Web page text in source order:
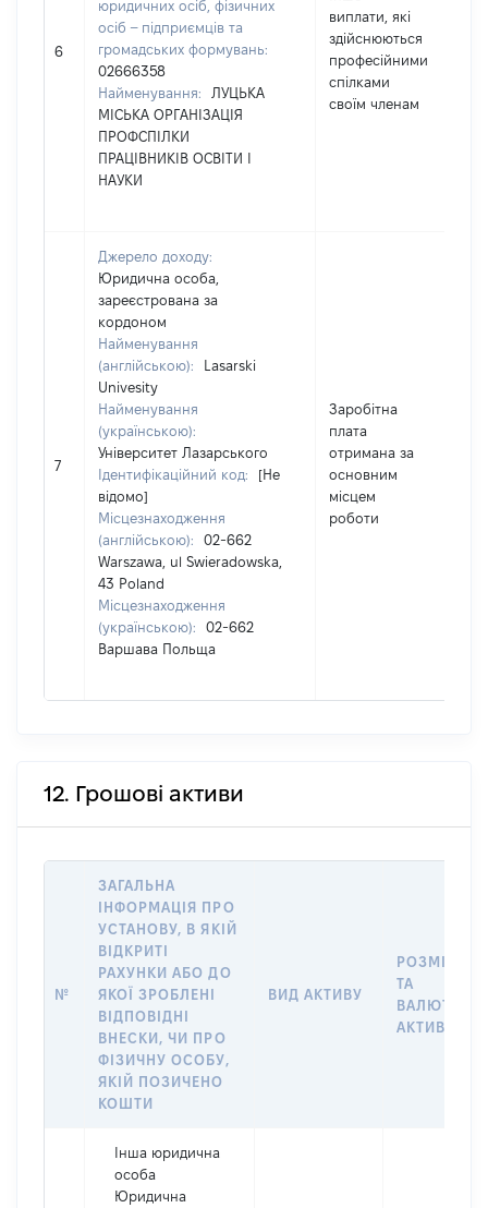
6
юридичних осіб, фізичних
осіб – підприємців та
громадських формувань:
02666358
Найменування:
ЛУЦЬКА
МІСЬКА ОРГАНІЗАЦІЯ
ПРОФСПІЛКИ
ПРАЦІВНИКІВ ОСВІТИ І
НАУКИ
виплати, які
здійснюються
професійними
спілками
своїм членам
7
Джерело доходу:
Юридична особа,
зареєстрована за
кордоном
Найменування
(англійською):
Lasarski
Univesity
Найменування
(українською):
Університет Лазарського
Ідентифікаційний код:
[Не
відомо]
Місцезнаходження
(англійською):
02-662
Warszawa, ul Swieradowska,
43 Poland
Місцезнаходження
(українською):
02-662
Варшава Польща
Заробітна
плата
отримана за
основним
місцем
роботи
12. Грошові активи
№
ЗАГАЛЬНА
ІНФОРМАЦІЯ ПРО
УСТАНОВУ, В ЯКІЙ
ВІДКРИТІ
РАХУНКИ АБО ДО
ЯКОЇ ЗРОБЛЕНІ
ВІДПОВІДНІ
ВНЕСКИ, ЧИ ПРО
ФІЗИЧНУ ОСОБУ,
ЯКІЙ ПОЗИЧЕНО
КОШТИ
ВИД АКТИВУ
РОЗМІР
ТА
ВАЛЮТА
АКТИВУ
Інша юридична
особа
Юридична